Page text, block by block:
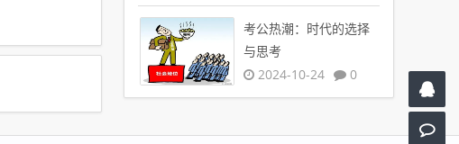
考公热潮：时代的选择
与思考
2024-10-24
0